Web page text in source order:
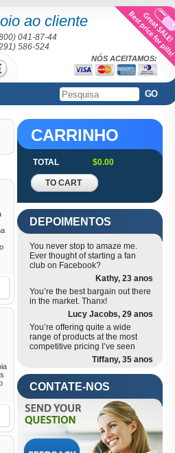
ao cliente
041-87-44
586-524
NÓS ACEITAMOS:
GO
CARRINHO
TOTAL $0.00
TO CART
DEPOIMENTOS
You never stop to amaze me.
Ever thought of starting a fan
club on Facebook?
Kathy, 23 anos
You’re the best bargain out there
in the market. Thanx!
Lucy Jacobs, 29 anos
You’re offering quite a wide
range of products at the most
competitive pricing I’ve seen
Tiffany, 35 anos
CONTATE-NOS